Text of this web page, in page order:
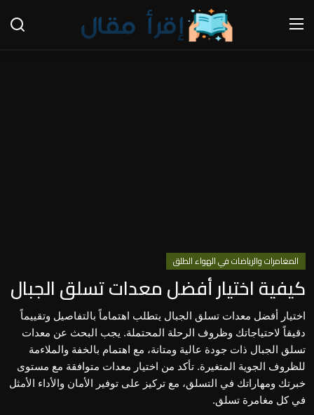
أقسام الطهي والمأكولات
إستكشف المأكولات العالمية
الرياضة
السفر والثقافات
التطوير الشخصي
المغامرات والرياضات في الهواء الطلق
كيفية اختيار أفضل معدات تسلق الجبال
اختيار أفضل معدات تسلق الجبال يتطلب اهتماماً بالتفاصيل وتقييماً
دقيقاً لاحتياجاتك وظروف الرحلة المحتملة. يجب البحث عن معدات
تسلق الجبال ذات جودة عالية ومتانة، مع اهتمام بالخفة والملاءمة
للظروف الجوية المتغيرة. تأكد من اختيار معدات متوافقة مع مستوى
خبرتك ومهاراتك في التسلق، مع تركيز على توفير الأمان والأداء الأمثل
في كل مغامرة تسلق.